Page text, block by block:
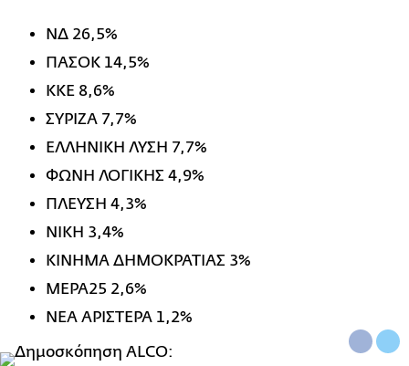
ΝΔ 26,5%
ΠΑΣΟΚ 14,5%
ΚΚΕ 8,6%
ΣΥΡΙΖΑ 7,7%
ΕΛΛΗΝΙΚΗ ΛΥΣΗ 7,7%
ΦΩΝΗ ΛΟΓΙΚΗΣ 4,9%
ΠΛΕΥΣΗ 4,3%
ΝΙΚΗ 3,4%
ΚΙΝΗΜΑ ΔΗΜΟΚΡΑΤΙΑΣ 3%
ΜΕΡΑ25 2,6%
ΝΕΑ ΑΡΙΣΤΕΡΑ 1,2%